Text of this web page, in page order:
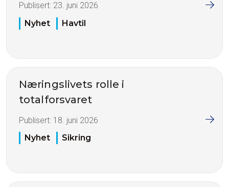
Publisert: 23. juni 2026
Nyhet
Havtil
Næringslivets rolle i
totalforsvaret
Publisert: 18. juni 2026
Nyhet
Sikring